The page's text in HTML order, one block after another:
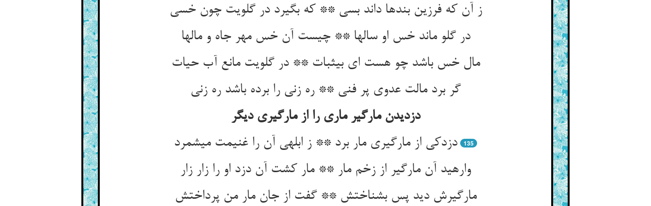
ز آن که فرزین بندها داند بسی ** که بگیرد در گلویت چون خسی‏
در گلو ماند خس او سالها ** چیست آن خس مهر جاه و مالها
مال خس باشد چو هست ای بی‏ثبات ** در گلویت مانع آب حیات‏
گر برد مالت عدوی پر فنی ** ره زنی را برده باشد ره زنی‏
دزدیدن مارگیر ماری را از مارگیری دیگر
دزدکی از مارگیری مار برد ** ز ابلهی آن را غنیمت می‏شمرد
135
وارهید آن مارگیر از زخم مار ** مار کشت آن دزد او را زار زار
مارگیرش دید پس بشناختش ** گفت از جان مار من پرداختش‏